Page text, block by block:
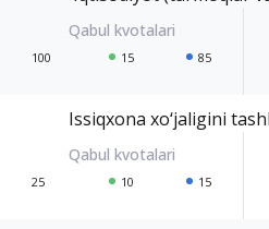
100 15 85
Issiqxona xo‘jaligini
25 10 15